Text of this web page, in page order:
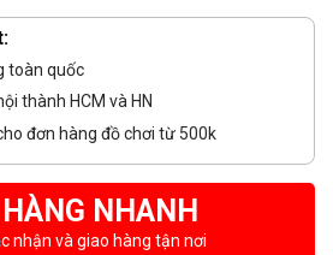
toàn quốc
thành HCM và HN
đơn hàng đồ chơi từ 500k
NHANH
nhận và giao hàng tận nơi